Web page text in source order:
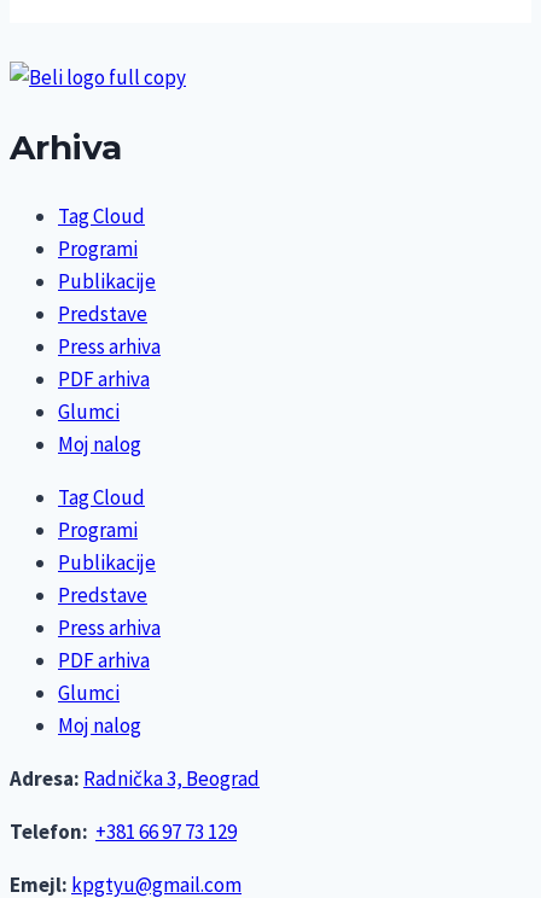
Arhiva
Tag Cloud
Programi
Publikacije
Predstave
Press arhiva
PDF arhiva
Glumci
Moj nalog
Tag Cloud
Programi
Publikacije
Predstave
Press arhiva
PDF arhiva
Glumci
Moj nalog
Adresa: Radnička 3, Beograd
Telefon: +381 66 97 73 129
Emejl: kpgtyu@gmail.com